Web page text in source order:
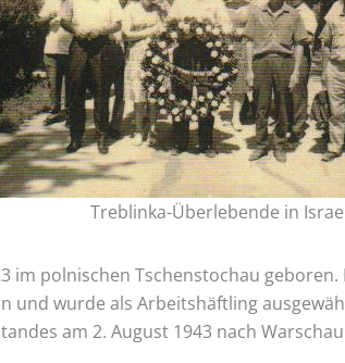
Treblinka-Überlebende in
im polnischen Tschenstochau
und wurde als Arbeitshäftling
am 2. August 1943 nach